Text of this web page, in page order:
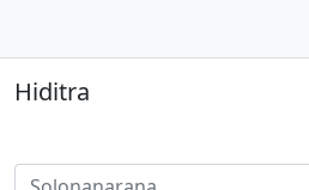
Hiditra